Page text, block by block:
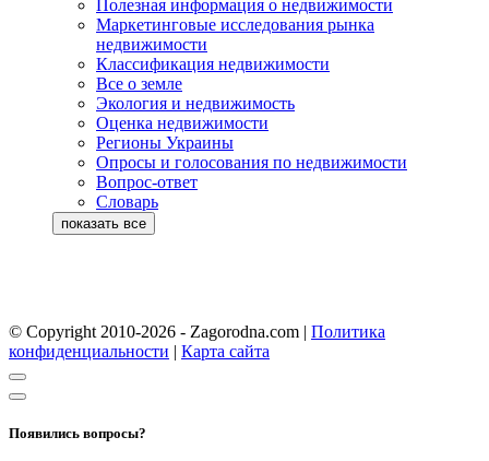
Полезная информация о недвижимости
Маркетинговые исследования рынка
недвижимости
Классификация недвижимости
Все о земле
Экология и недвижимость
Оценка недвижимости
Регионы Украины
Опросы и голосования по недвижимости
Вопрос-ответ
Словарь
© Copyright 2010-2026 - Zagorodna.com | Политика
конфиденциальности | Карта сайта
Появились вопросы?